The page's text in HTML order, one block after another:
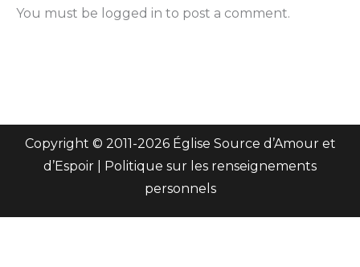
You must be logged in to post a comment.
Copyright © 2011-2026 Église Source d’Amour et
d’Espoir | Politique sur les renseignements
personnels